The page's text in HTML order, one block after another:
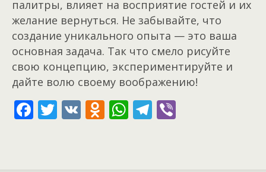
палитры, влияет на восприятие гостей и их
желание вернуться. Не забывайте, что
создание уникального опыта — это ваша
основная задача. Так что смело рисуйте
свою концепцию, экспериментируйте и
дайте волю своему воображению!
F T V O W T